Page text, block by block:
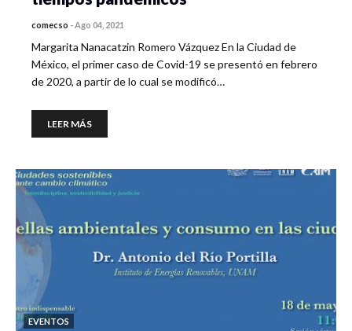
comecso -Ago 04, 2021
Margarita Nanacatzin Romero Vázquez En la Ciudad de
México, el primer caso de Covid-19 se presentó en febrero
de 2020, a partir de lo cual se modificó…
LEER MÁS
EVENTOS